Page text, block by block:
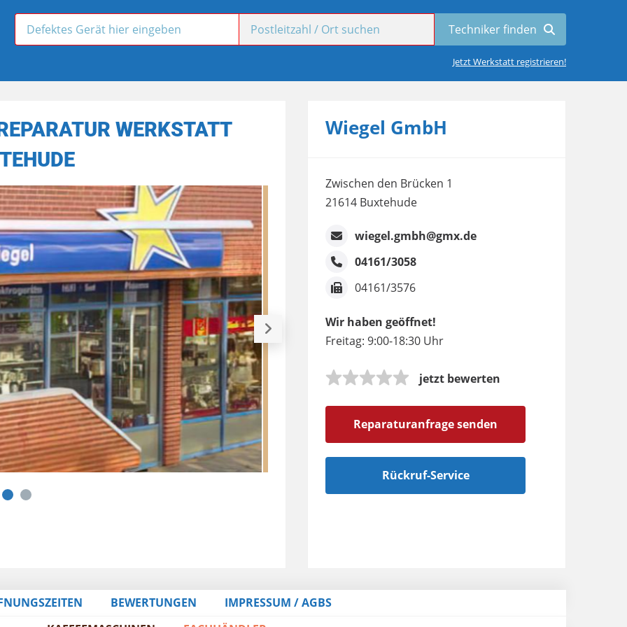
Jetzt Werkstatt registrieren!
WERKSTATT
Wiegel GmbH
Zwischen den Brücken 1
21614 Buxtehude
wiegel.gmbh@gmx.de
04161/3058
04161/3576
Wir haben geöffnet!
Freitag: 9:00-18:30 Uhr
jetzt bewerten
Reparaturanfrage senden
Rückruf-Service
BEWERTUNGEN
IMPRESSUM / AGBS